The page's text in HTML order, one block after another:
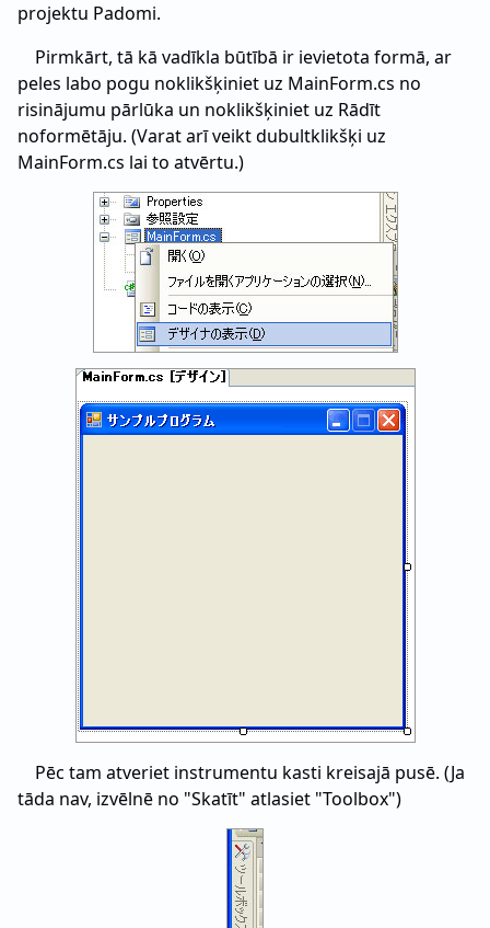
projektu Padomi.
Pirmkārt, tā kā vadīkla būtībā ir ievietota formā, ar
peles labo pogu noklikšķiniet uz MainForm.cs no
risinājumu pārlūka un noklikšķiniet uz Rādīt
noformētāju. (Varat arī veikt dubultklikšķi uz
MainForm.cs lai to atvērtu.)
Pēc tam atveriet instrumentu kasti kreisajā pusē. (Ja
tāda nav, izvēlnē no "Skatīt" atlasiet "Toolbox")